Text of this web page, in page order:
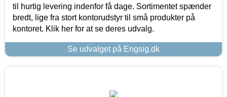
til hurtig levering indenfor få dage. Sortimentet spænder
bredt, lige fra stort kontorudstyr til små produkter på
kontoret. Klik her for at se deres udvalg.
Se udvalget på Engsig.dk